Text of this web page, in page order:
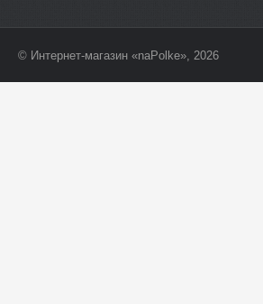
© Интернет-магазин «naPolke», 2026